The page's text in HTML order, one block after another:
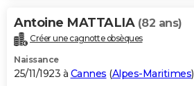
Antoine MATTALIA (82 ans)
Créer une cagnotte obsèques
Naissance
25/11/1923 à Cannes (Alpes-Maritimes)